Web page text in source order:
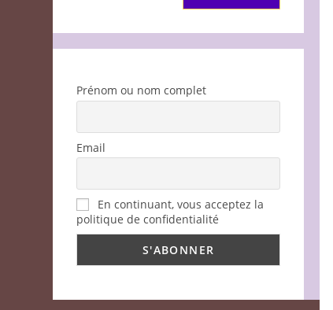
Prénom ou nom complet
Email
En continuant, vous acceptez la
politique de confidentialité